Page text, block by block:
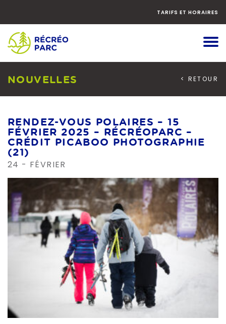
vers
bas
TARIFS ET HORAIRES
NOUVELLES < RETOUR
RENDEZ-VOUS POLAIRES – 15
FÉVRIER 2025 – RÉCRÉOPARC –
CRÉDIT PICABOO PHOTOGRAPHIE
(21)
24 - FÉVRIER